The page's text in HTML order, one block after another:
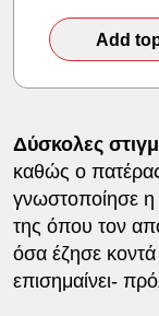
Add
Δύσκολες
καθώς ο
γνωστοποίησε η
της όπου τον
όσα έζησε
επισημαίνει-